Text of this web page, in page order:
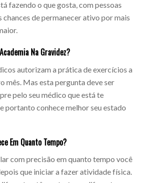
fazendo o que gosta, com pessoas
chances de permanecer ativo por mais
Na Gravidez?
autorizam a prática de exercícios a
mês. Mas esta pergunta deve ser
pelo seu médico que está te
portanto conhece melhor seu estado
Em Quanto Tempo?
com precisão em quanto tempo você
que iniciar a fazer atividade física.